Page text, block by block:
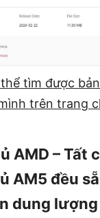
tìm được
trên trang
AMD – Tất
AM5 đều
dung